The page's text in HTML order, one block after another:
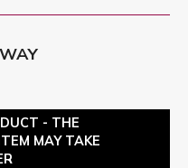
- THE
MAY TAKE